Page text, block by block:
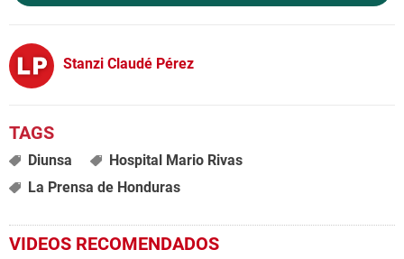
Stanzi Claudé Pérez
Diunsa
Hospital Mario Rivas
La Prensa de Honduras
VIDEOS RECOMENDADOS